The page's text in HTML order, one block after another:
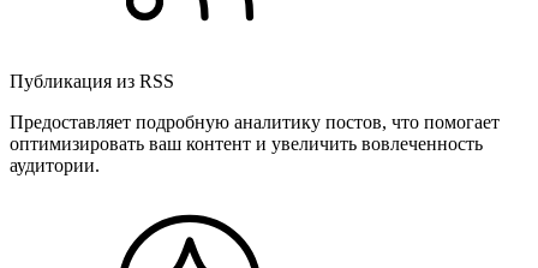
Публикация из RSS
Предоставляет подробную аналитику постов, что помогает
оптимизировать ваш контент и увеличить вовлеченность
аудитории.